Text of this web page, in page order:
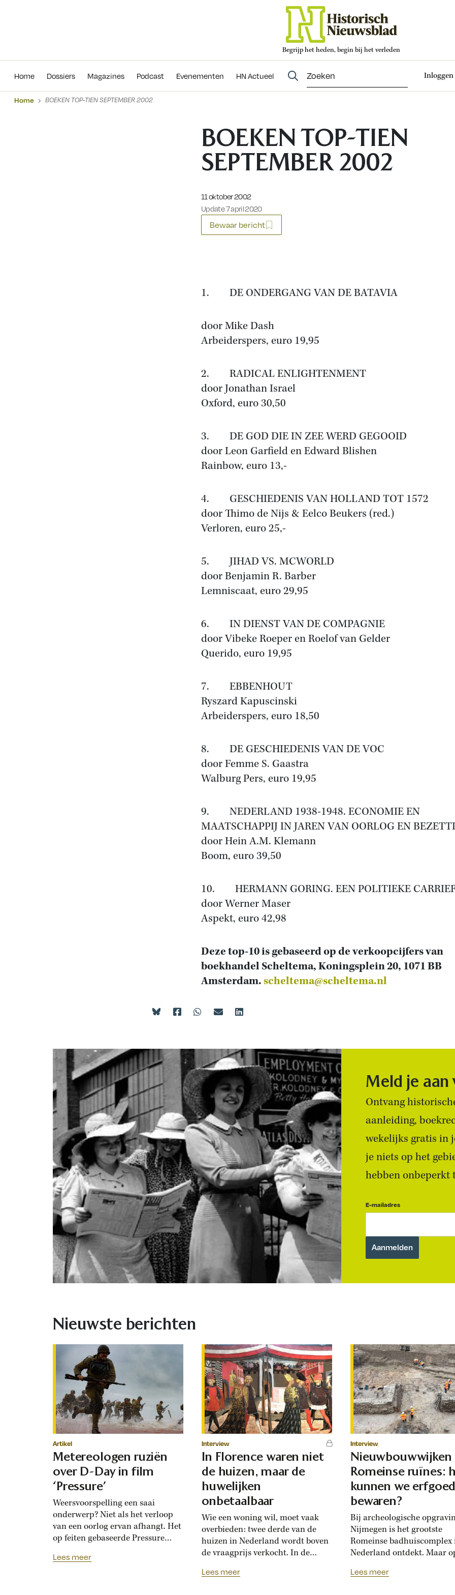
Begrijp het heden, begin bij het verleden
Home Dossiers Magazines Podcast Evenementen HN Actueel Inloggen
Evenementen
Home BOEKEN TOP-TIEN SEPTEMBER 2002
BOEKEN TOP-TIEN
SEPTEMBER 2002
Gepubliceerd op:
11 oktober 2002
Update 7 april 2020
Bewaar bericht
1. DE ONDERGANG VAN DE BATAVIA
door Mike Dash
Arbeiderspers, euro 19,95
2. RADICAL ENLIGHTENMENT
door Jonathan Israel
Oxford, euro 30,50
3. DE GOD DIE IN ZEE WERD GEGOOID
door Leon Garfield en Edward Blishen
Rainbow, euro 13,-
4. GESCHIEDENIS VAN HOLLAND TOT 1572
door Thimo de Nijs & Eelco Beukers (red.)
Verloren, euro 25,-
5. JIHAD VS. MCWORLD
door Benjamin R. Barber
Lemniscaat, euro 29,95
6. IN DIENST VAN DE COMPAGNIE
door Vibeke Roeper en Roelof van Gelder
Querido, euro 19,95
7. EBBENHOUT
Ryszard Kapuscinski
Arbeiderspers, euro 18,50
8. DE GESCHIEDENIS VAN DE VOC
door Femme S. Gaastra
Walburg Pers, euro 19,95
9. NEDERLAND 1938-1948. ECONOMIE EN
MAATSCHAPPIJ IN JAREN VAN OORLOG EN
door Hein A.M. Klemann
Boom, euro 39,50
10. HERMANN GORING. EEN POLITIEKE
door Werner Maser
Aspekt, euro 42,98
Deze top-10 is gebaseerd op de verkoopcijfers van
boekhandel Scheltema, Koningsplein 20, 1071 BB
Amsterdam. scheltema@scheltema.nl
Meld je
Ontvang
aanleiding,
wekelijks gratis in
je niets op het
hebben onbeperkt
E-mailadres
Nieuwste berichten
Artikel
Metereologen ruziën
over D-Day in film
‘Pressure’
Weersvoorspelling een saai
onderwerp? Niet als het verloop
van een oorlog ervan afhangt. Het
op feiten gebaseerde Pressure
tussen geallieerde meteorologen
Lees meer
Interview
In Florence waren niet
de huizen, maar de
huwelijken
onbetaalbaar
Wie een woning wil, moet vaak
overbieden: twee derde van de
huizen in Nederland wordt boven
de vraagprijs verkocht. In de
ook last van overbiedingsgekte:
Lees meer
Interview
Nieuwbouwwijken
Romeinse ruïnes:
kunnen we erfgoed
bewaren?
Bij archeologische
Nijmegen is het grootste
Romeinse badhuiscomplex
Nederland ontdekt. Maar
binnenkort een nieuwe
Lees meer